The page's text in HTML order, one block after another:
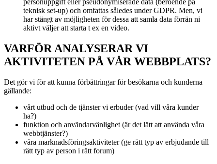
personuppgift eller pseudonymiserade data (beroende på
teknisk set-up) och omfattas således under GDPR. Men, vi
har stängt av möjligheten för dessa att samla data förrän ni
aktivt väljer att starta t ex en video.
VARFÖR ANALYSERAR VI
AKTIVITETEN PÅ VÅR WEBBPLATS?
Det gör vi för att kunna förbättringar för besökarna och kunderna
gällande:
vårt utbud och de tjänster vi erbuder (vad vill våra kunder
ha?)
funktion och användarvänlighet (är det lätt att använda våra
webbtjänster?)
våra marknadsföringsaktiviteter (ge rätt typ av erbjudande till
rätt typ av person i rätt forum)